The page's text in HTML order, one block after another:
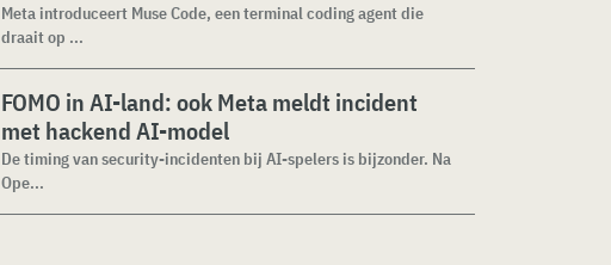
Meta introduceert Muse Code, een terminal coding agent die
draait op ...
FOMO in AI-land: ook Meta meldt incident
met hackend AI-model
De timing van security-incidenten bij AI-spelers is bijzonder. Na
Ope...